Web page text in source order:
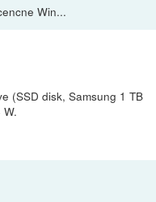
Win...
(SSD disk, Samsung 1 TB